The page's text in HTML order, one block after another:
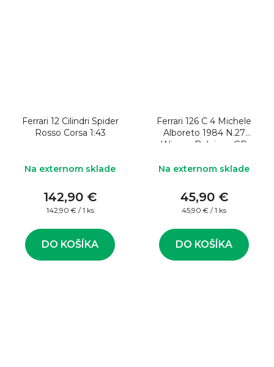
Ferrari 12 Cilindri Spider
Rosso Corsa 1:43
Na externom sklade
142,90 €
Jednotková
142,90 € / 1 ks
DO KOŠÍKA
Ferrari 126 C 4 Michele
Alboreto 1984 N.27
Winner Belgium GP
Na externom sklade
45,90 €
Jednotková
45,90 € / 1 ks
DO KOŠÍKA